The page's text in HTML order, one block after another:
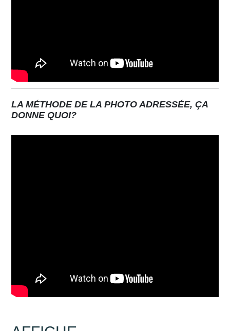
LA MÉTHODE DE LA PHOTO ADRESSÉE, ÇA
DONNE QUOI?